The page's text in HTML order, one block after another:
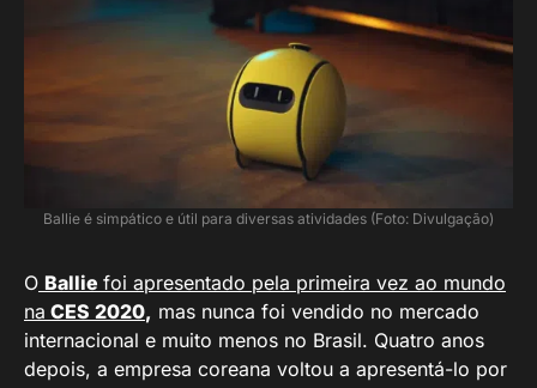
Ballie é simpático e útil para diversas atividades (Foto: Divulgação)
O Ballie foi apresentado pela primeira vez ao mundo
na CES 2020, mas nunca foi vendido no mercado
internacional e muito menos no Brasil. Quatro anos
depois, a empresa coreana voltou a apresentá-lo por